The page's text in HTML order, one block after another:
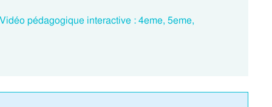
pédagogique interactive : 4eme, 5eme,